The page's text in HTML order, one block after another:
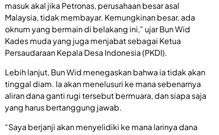
masuk akal jika Petronas, perusahaan besar asal
Malaysia, tidak membayar. Kemungkinan besar, ada
oknum yang bermain di belakang ini,” ujar Bun Wid
Kades muda yang juga menjabat sebagai Ketua
Persaudaraan Kepala Desa Indonesia (PKDI).
Lebih lanjut, Bun Wid menegaskan bahwa ia tidak akan
tinggal diam. Ia akan menelusuri ke mana sebenarnya
aliran dana ganti rugi tersebut bermuara, dan siapa saja
yang harus bertanggung jawab.
“Saya berjanji akan menyelidiki ke mana larinya dana